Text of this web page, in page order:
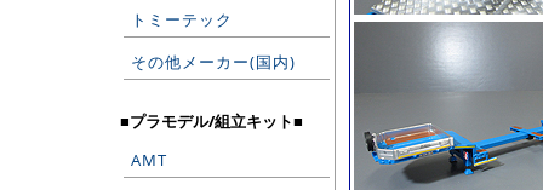
トミーテック
その他メーカー(国内)
■プラモデル/組立キット■
AMT